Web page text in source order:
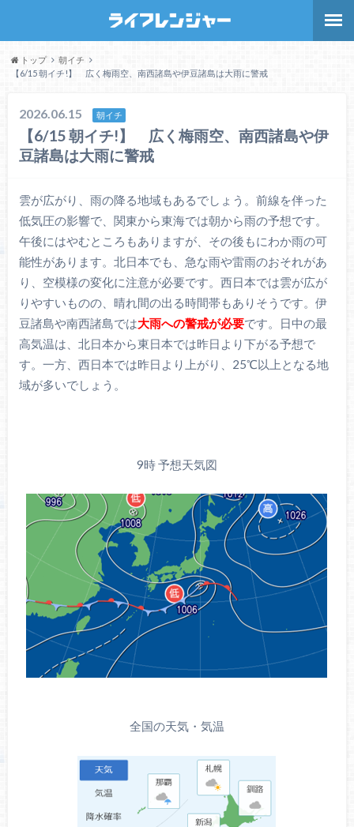
トップ
朝イチ
【6/15 朝イチ!】 広く梅雨空、南西諸島や伊豆諸島は大雨に警戒
2026.06.15 朝イチ
【6/15 朝イチ!】 広く梅雨空、南西諸島や伊
豆諸島は大雨に警戒
雲が広がり、雨の降る地域もあるでしょう。前線を伴った
低気圧の影響で、関東から東海では朝から雨の予想です。
午後にはやむところもありますが、その後もにわか雨の可
能性があります。北日本でも、急な雨や雷雨のおそれがあ
り、空模様の変化に注意が必要です。西日本では雲が広が
りやすいものの、晴れ間の出る時間帯もありそうです。伊
豆諸島や南西諸島では大雨への警戒が必要です。日中の最
高気温は、北日本から東日本では昨日より下がる予想で
す。一方、西日本では昨日より上がり、25℃以上となる地
域が多いでしょう。
9時 予想天気図
全国の天気・気温